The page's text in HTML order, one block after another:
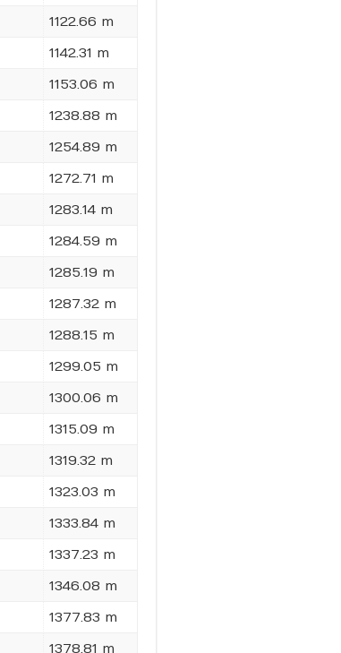
1122.66 m
1142.31 m
1153.06 m
1238.88 m
1254.89 m
1272.71 m
1283.14 m
1284.59 m
1285.19 m
1287.32 m
1288.15 m
1299.05 m
1300.06 m
1315.09 m
1319.32 m
1323.03 m
1333.84 m
1337.23 m
1346.08 m
1377.83 m
1378.81 m